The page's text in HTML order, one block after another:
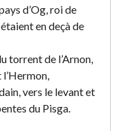
d’Og, roi de
en deçà de
torrent de l’Arnon,
vers le levant et
du Pisga.